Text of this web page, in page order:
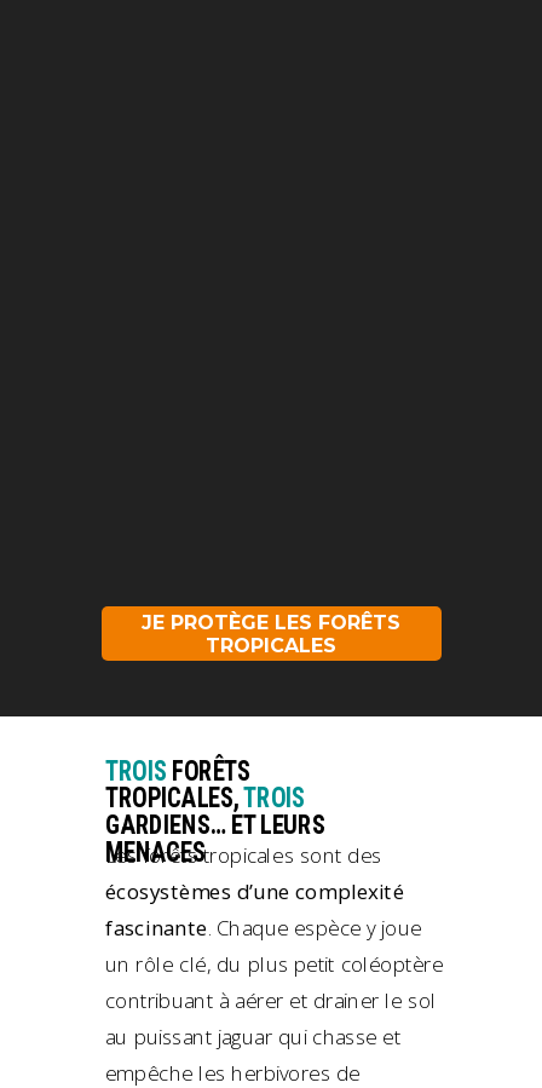
JE PROTÈGE LES FORÊTS
TROPICALES
TROIS FORÊTS
TROPICALES,TROIS
GARDIENS… ET LEURS
MENACES
Les forêts tropicales sont des
écosystèmes d’une complexité
fascinante. Chaque espèce y joue
un rôle clé, du plus petit coléoptère
contribuant à aérer et drainer le sol
au puissant jaguar qui chasse et
empêche les herbivores de